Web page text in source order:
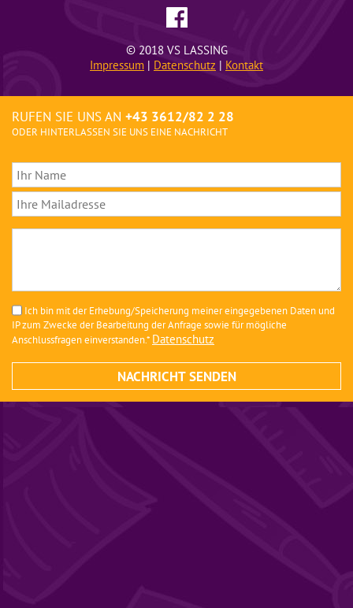
© 2018 VS LASSING
Impressum | Datenschutz | Kontakt
RUFEN SIE UNS AN +43 3612/82 2 28
ODER HINTERLASSEN SIE UNS EINE NACHRICHT
Ich bin mit der Erhebung/Speicherung meiner eingegebenen Daten und
IP zum Zwecke der Bearbeitung der Anfrage sowie für mögliche
Anschlussfragen einverstanden.* Datenschutz